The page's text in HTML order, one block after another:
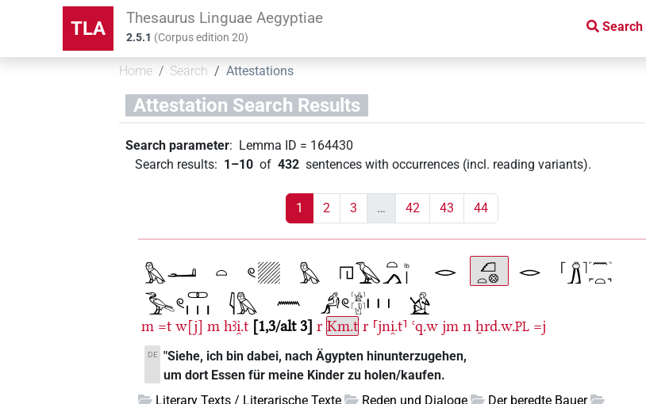
TLA Thesaurus Linguae Aegyptiae
2.5.1 (Corpus edition20)
Search
Home Search Attestations
Attestation Search Results
Search parameter: Lemma ID = 164430
Search results: 1–10 of 432 sentences with occurrences (incl. reading variants).
1 2 3 … 42 43 44
m =t w[j] m hꜣi̯.t 1,3/alt 3 r Km.t r ⸢jni̯.t⸣ ꜥq.w jm n ẖrd.w.PL =j
DE
"Siehe, ich bin dabei, nach Ägypten hinunterzugehen,
um dort Essen für meine Kinder zu holen/kaufen.
Literary Texts / Literarische Texte
Reden und Dialoge
Der beredte Bauer